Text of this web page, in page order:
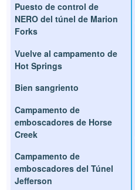
Puesto de control de
NERO del túnel de Marion
Forks
Vuelve al campamento de
Hot Springs
Bien sangriento
Campamento de
emboscadores de Horse
Creek
Campamento de
emboscadores del Túnel
Jefferson